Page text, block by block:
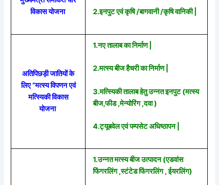
विकास योजना
2.इनपुट एवं कृषि /बागवानी /कृषि वानिकी |
अतिपिछड़ी जातियों के
लिए “मत्स्य विपणन एवं
मत्स्यिकी विकास
योजना
1.नए तालाब का निर्माण |
2.मत्स्य बीज हैचरी का निर्माण |
3.मत्स्यिकी तालाब हेतु उन्नत इनपुट (मत्स्य
बीज,फीड ,मेन्योरिंग ,दवा )
4.ट्यूबवेल एवं पम्पसेट अधिष्ठापन |
1.उन्नत मत्स्य बीज उत्पादन (एडवांस
फिंगरलिंग ,स्टंटेड फिंगरलिंग , ईयरलिंग)